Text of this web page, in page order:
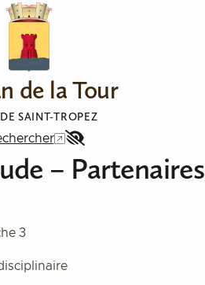
de la Tour
SAINT-TROPEZ
Accessibilité
– Partenaires
3